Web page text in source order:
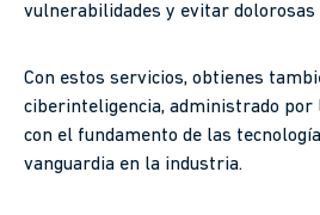
vulnerabilidades y evitar dolorosas
Con estos servicios, obtienes
ciberinteligencia, administrado por
con el fundamento de las
vanguardia en la industria.